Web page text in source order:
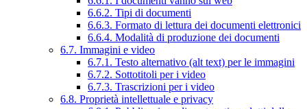
6.6.2. Tipi di documenti
6.6.3. Formato di lettura dei documenti elettronici
6.6.4. Modalità di produzione dei documenti
6.7. Immagini e video
6.7.1. Testo alternativo (alt text) per le immagini
6.7.2. Sottotitoli per i video
6.7.3. Trascrizioni per i video
6.8. Proprietà intellettuale e privacy